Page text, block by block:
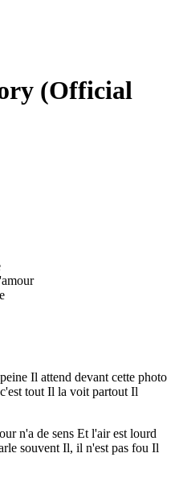
(Official
Il attend devant cette photo
tout Il la voit partout Il
n'a de sens Et l'air est lourd
souvent Il, il n'est pas fou Il